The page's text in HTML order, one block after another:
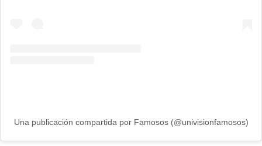
Una publicación compartida por Famosos (@univisionfamosos)